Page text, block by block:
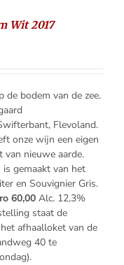
Wit 2017
de bodem van de zee.
Flevoland.
onze wijn een eigen
van nieuwe aarde.
gemaakt van het
en Souvignier Gris.
60,00Alc. 12,3%
staat de
afhaalloket van de
40 te